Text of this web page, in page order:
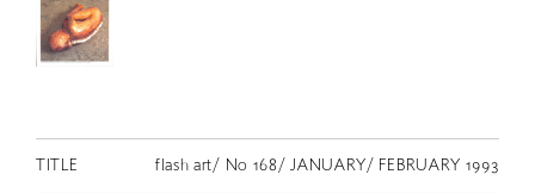
CONTACT
TITLE flash art/ No 168/ JANUARY/ FEBRUARY 1993